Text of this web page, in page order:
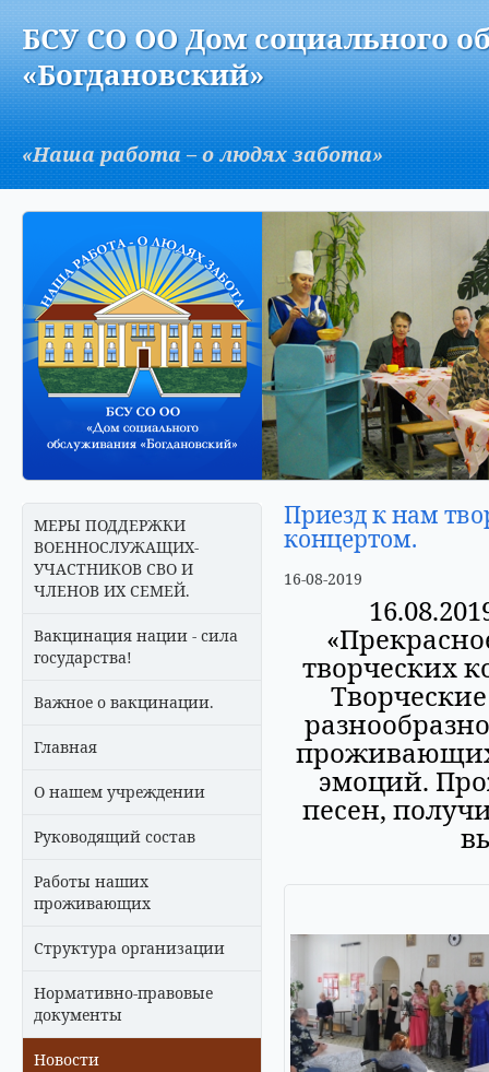
AБСУ СО ОО Дом социального
«Богдановский»
«Наша работа – о людях забота»
МЕРЫ ПОДДЕРЖКИ
ВОЕННОСЛУЖАЩИХ-
УЧАСТНИКОВ СВО И
ЧЛЕНОВ ИХ СЕМЕЙ.
Вакцинация нации - сила
государства!
Важное о вакцинации.
Главная
О нашем учреждении
Руководящий состав
Работы наших
проживающих
Структура организации
Нормативно-правовые
документы
Новости
Приезд к нам
концертом.
16-08-2019
творческих
эмоций.
песен,